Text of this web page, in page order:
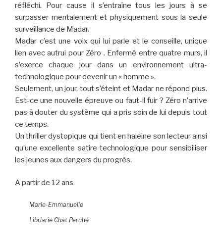
réfléchi. Pour cause il s’entraîne tous les jours à se
surpasser mentalement et physiquement sous la seule
surveillance de Madar.
Madar c’est une voix qui lui parle et le conseille, unique
lien avec autrui pour Zéro . Enfermé entre quatre murs, il
s’exerce chaque jour dans un environnement ultra-
technologique pour devenir un « homme ».
Seulement, un jour, tout s’éteint et Madar ne répond plus.
Est-ce une nouvelle épreuve ou faut-il fuir ? Zéro n’arrive
pas à douter du système qui a pris soin de lui depuis tout
ce temps.
Un thriller dystopique qui tient en haleine son lecteur ainsi
qu’une excellente satire technologique pour sensibiliser
les jeunes aux dangers du progrès.
A partir de 12 ans
Marie-Emmanuelle
Libriarie Chat Perché